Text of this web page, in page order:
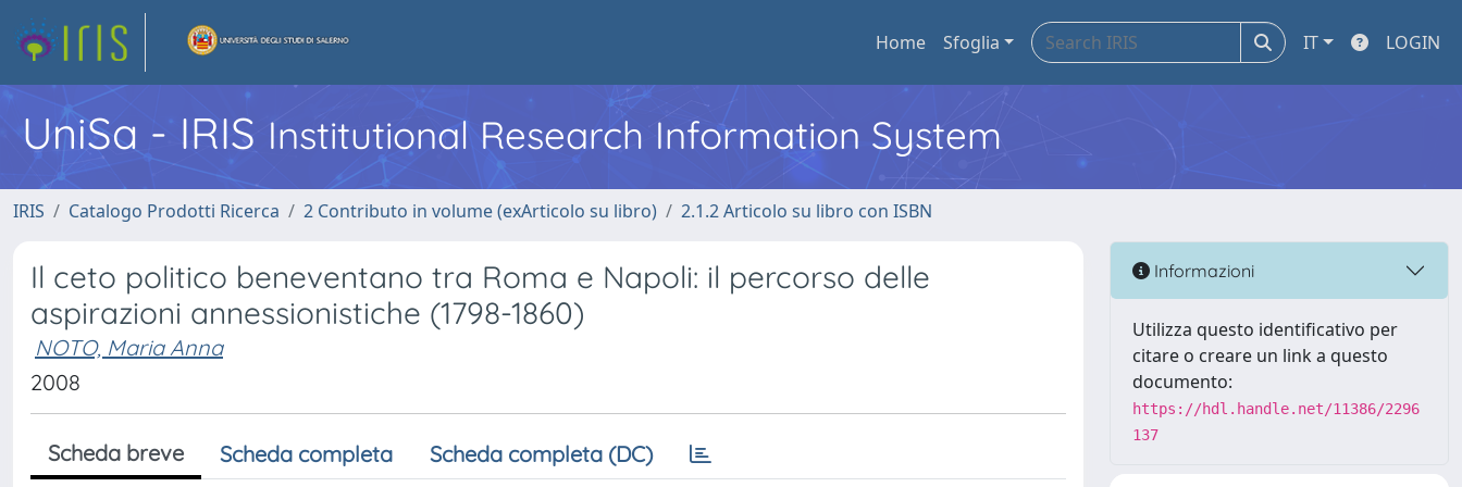
Home Sfoglia IT LOGIN
UniSa - IRIS Institutional Research Information System
IRIS Catalogo Prodotti Ricerca 2 Contributo in volume (exArticolo su libro) 2.1.2 Articolo su libro con ISBN
Il ceto politico beneventano tra Roma e Napoli: il percorso delle
aspirazioni annessionistiche (1798-1860)
NOTO, Maria Anna
2008
Scheda breve Scheda completa Scheda completa (DC)
Informazioni
Utilizza questo identificativo per
citare o creare un link a questo
documento:
https://hdl.handle.net/11386/2296
137